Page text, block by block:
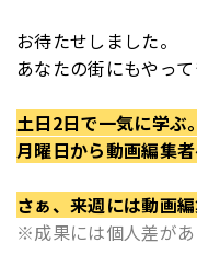
お待たせしました。
あなたの街にもやって
土日2日で一気に学ぶ。
月曜日から動画編集者
さぁ、来週には動画
※成果には個人差があ